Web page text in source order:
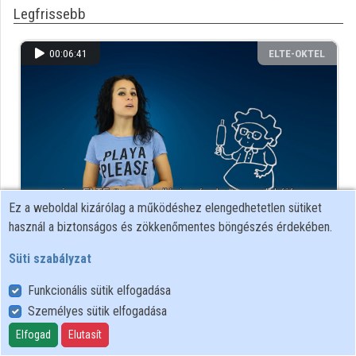
Legfrissebb
00:06:41 ELTE-OKTEL
ELTE Házirend Demo
223 megtekintés
Az utóbbi időben legjobban értekeltek
Ez a weboldal kizárólag a működéshez elengedhetetlen sütiket
használ a biztonságos és zökkenőmentes böngészés érdekében.
Süti szabályzat
Funkcionális sütik elfogadása
Személyes sütik elfogadása
Elfogad Elutasít